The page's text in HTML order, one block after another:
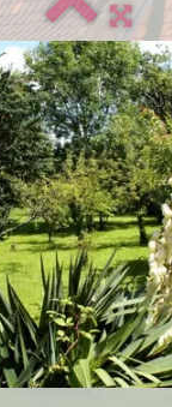
CONTACT & TARIFS
LES +
RANDONNÉES
LIVRE D'OR